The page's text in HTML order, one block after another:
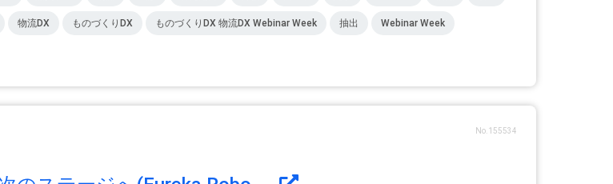
物流DX ものづくりDX ものづくりDX 物流DX Webinar Week 抽出 Webinar Week
No.155534